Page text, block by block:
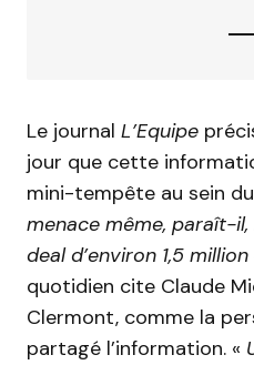
Le journal L’Equipe
jour que cette
mini-tempête au sein
menace même, paraît-
deal d’environ 1,5
quotidien cite Claude
Clermont, comme la
partagé l’information. «